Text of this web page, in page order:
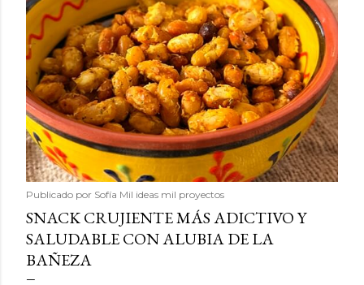
Publicado por Sofía Mil ideas mil proyectos
SNACK CRUJIENTE MÁS ADICTIVO Y
SALUDABLE CON ALUBIA DE LA
BAÑEZA